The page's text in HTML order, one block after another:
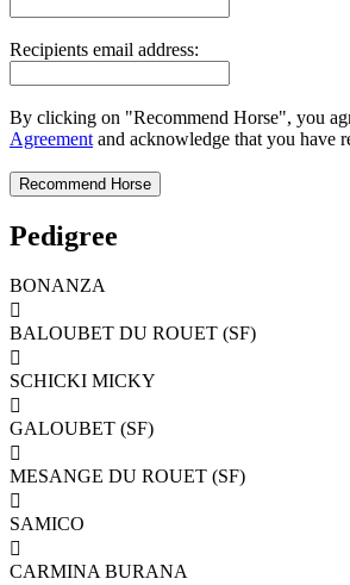
Recipients email address:
By clicking on "Recommend Horse", you
Agreement and acknowledge that you have
Pedigree
BONANZA

BALOUBET DU ROUET (SF)

SCHICKI MICKY

GALOUBET (SF)

MESANGE DU ROUET (SF)

SAMICO

CARMINA BURANA